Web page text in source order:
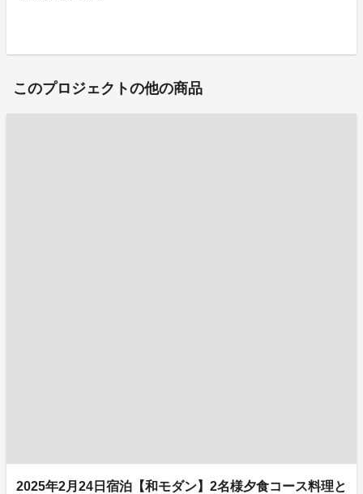
このプロジェクトの他の商品
2025年2月24日宿泊【和モダン】2名様夕食コース料理と